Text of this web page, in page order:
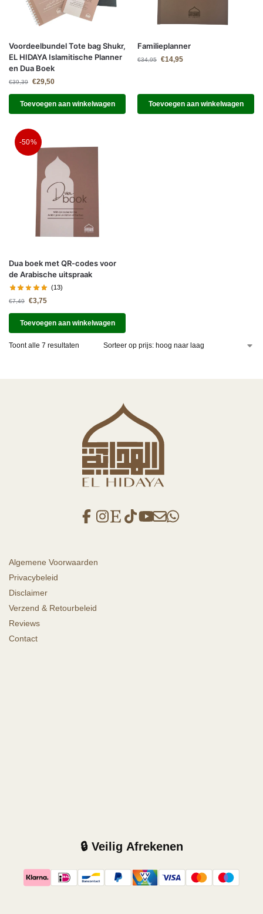
Voordeelbundel Tote bag Shukr,
EL HIDAYA Islamitische Planner
en Dua Boek
€39,39 €29,50
Toevoegen aan winkelwagen
Familieplanner
€34,95 €14,95
Toevoegen aan winkelwagen
-50%
Dua boek met QR-codes voor
de Arabische uitspraak
(13)
€7,49 €3,75
Toevoegen aan winkelwagen
Toont alle 7 resultaten
Algemene Voorwaarden
Privacybeleid
Disclaimer
Verzend & Retourbeleid
Reviews
Contact
🔒 Veilig Afrekenen